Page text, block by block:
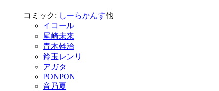
コミック: しーらかんす他
イコール
尾崎未来
青木幹治
鈴玉レンリ
アガタ
PONPON
音乃夏